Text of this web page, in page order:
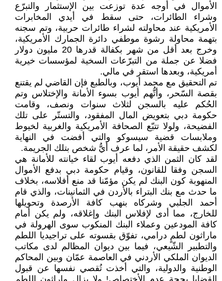
الأموال في أوجه عدة توزعت بين الإستثمار والتبرّع
وشراء الطائرات، حتى سقط في أيدي المخابرات
الأمريكية عند محاولته لشراء طائرات حربية، وتم سجنه
بتهمة محاولة رشوة موطفي دائرة الجمارك الأمريكية،
وخرج بعد أقل من شهر بكفالة قدرها 20 مليون دولار
فضلا عن جملة من التبرّعات السخية لمؤسسات خيرية
أمريكية، وبعدها استقر في مالي.
تم التحقيق مع محمد أيوب، وبالطبع فإن القاضي لم يقتنع
بقصة السّحر، وأتُّهم أيوب بسوء الأمانة والإختلاس وتم
الحُكم عليه بالسجن لثلاث سنوات ونصف، وقامت
حكومة دبي بتعويض المال المفقود، والتستّر على تلك
الفضيحة، ولولا تتبّع الصحافة الأمريكية والغربية لخيوط
وملابسات قضية سيسوكو والتي أفضت في النهاية
لكشف حقيقة الأمر، لما عرف أيُّ شخص بتلك الجريمة.
لقد كان الثمن الذي دفعه أيوب لقاء خيانته للأمانة هي
السجن وفقا للقانون، وقيام حكومة دبي بدفع الأموال
المنهوبة كون البنك لم يكن مؤمّنا قد منع أفلاسه، بخلاف
ما حدث مع بنك البتراء بالأردن في الثمانينات، والذي قام
أحمد الجلبي وشركاه بنهب كافة الأرصدة وتحويلها
للخارج، مما أدى لإفلاس البنك وإغلاقه، ولم يكن أمام
كافة المودعين وعملاء البنك المنكوب سوى الهرولة في
ماراثون لطمٍ درامي، تفوّق بقسوته على تراجيديا اللطم
والتطبير الشّيعي، فيما بين ديوان المظالم لدى مكاتب
الديوان الملكي الأردني في العاصمة عمّان وبين المحاكم
الوطنية والدولية، والتي أخذت تُقصي نفسها عن قبول